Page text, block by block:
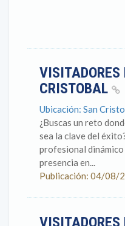
CRISTOBAL
Ubicación: San
¿Buscas un reto
sea la clave del
profesional
presencia en...
Publicación: 04/08/
VISITADORES